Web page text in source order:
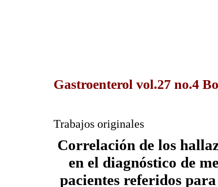
Gastroenterol vol.27 no.4
Trabajos originales
Correlación de los
en el diagnóstico de
pacientes referidos